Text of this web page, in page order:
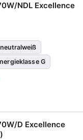
NDL Excellence
neutralweiß
G
D Excellence